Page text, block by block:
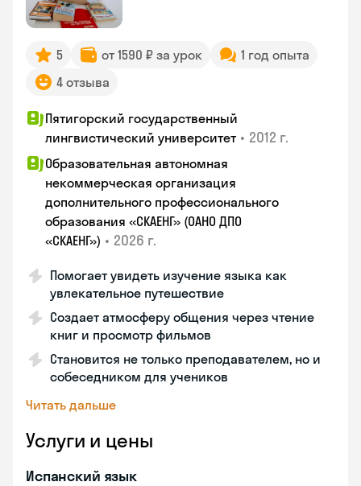
5 от 1590 ₽ за урок
1 год опыта
4 отзыва
Пятигорский государственный
лингвистический университет • 2012 г.
Образовательная автономная
некоммерческая организация
дополнительного профессионального
образования «СКАЕНГ» (ОАНО ДПО
«СКАЕНГ») • 2026 г.
Помогает увидеть изучение языка как
увлекательное путешествие
Создает атмосферу общения через чтение
книг и просмотр фильмов
Становится не только преподавателем, но и
собеседником для учеников
Читать дальше
Услуги и цены
Испанский язык